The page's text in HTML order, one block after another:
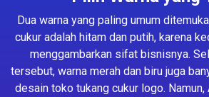
Dua warna yang paling umum
cukur adalah hitam dan putih, karena
menggambarkan sifat bisnisnya.
tersebut, warna merah dan biru juga
desain toko tukang cukur logo.